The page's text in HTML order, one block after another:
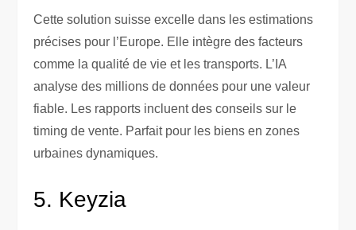
Cette solution suisse excelle dans les estimations
précises pour l’Europe. Elle intègre des facteurs
comme la qualité de vie et les transports. L’IA
analyse des millions de données pour une valeur
fiable. Les rapports incluent des conseils sur le
timing de vente. Parfait pour les biens en zones
urbaines dynamiques.
5. Keyzia